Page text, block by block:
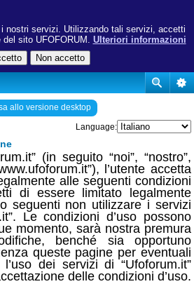
i nostri servizi. Utilizzando tali servizi, accetti
del sito UFOFORUM. Ulteriori informazioni
allo versione desktop
Language:
(in seguito “noi”, “nostro”,
l’utente accetta
alle seguenti condizioni
di essere limitato legalmente
seguenti non utilizzare i servizi
Le condizioni d’uso possono
momento, sarà nostra premura
benché sia opportuno
queste pagine per eventuali
dei servizi di “Ufoforum.it”
delle condizioni d’uso.